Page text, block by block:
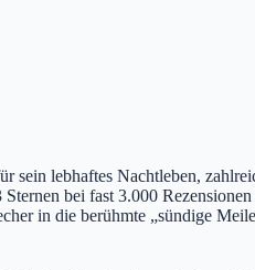
sein lebhaftes Nachtleben,
bei fast 3.000
in die berühmte „sündige